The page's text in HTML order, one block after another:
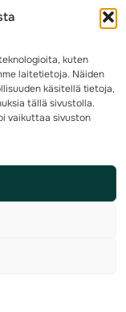
kuten
laitetietoja. Näiden
käsitellä tietoja,
tällä sivustolla.
vaikuttaa sivuston
Helsinki, Finland
ohjeet